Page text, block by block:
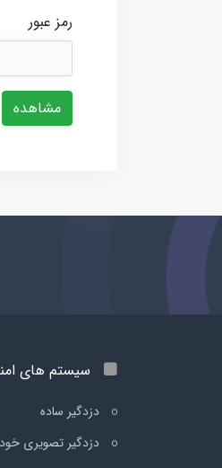
رمز عبور
مشاهده
سیستم های
دزدگیر ساده
دزدگیر تصویری